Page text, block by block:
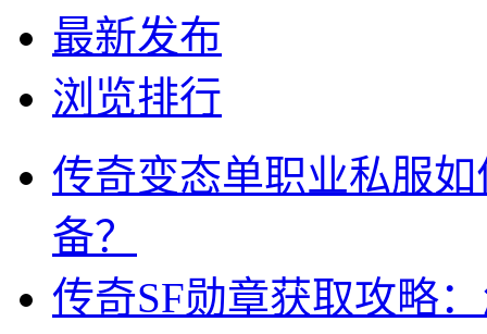
最新发布
浏览排行
传奇变态单职业私服
备？
传奇SF勋章获取攻略